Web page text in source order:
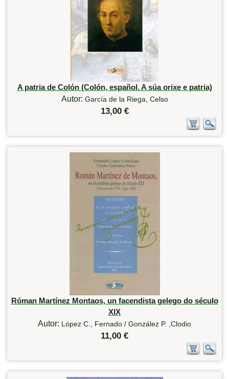
A patria de Colón (Colón, español. A súa orixe e patria)
Autor: García de la Riega, Celso
13,00 €
Róman Martínez Montaos, un facendista gelego do século
XIX
Autor: López C., Fernado / González P. ,Clodio
11,00 €